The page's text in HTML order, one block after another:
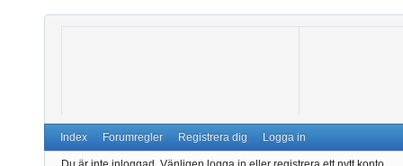
Index Forumregler Registrera dig Logga in